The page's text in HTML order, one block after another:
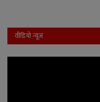
वीडियो न्यूज